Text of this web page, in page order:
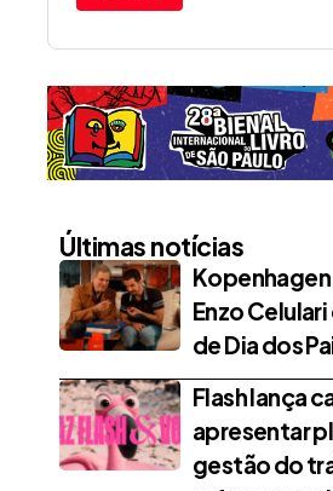
Últimas notícias
Kopenhagen
Enzo
de Dia dos
Flash lança
apresentar
gestão do